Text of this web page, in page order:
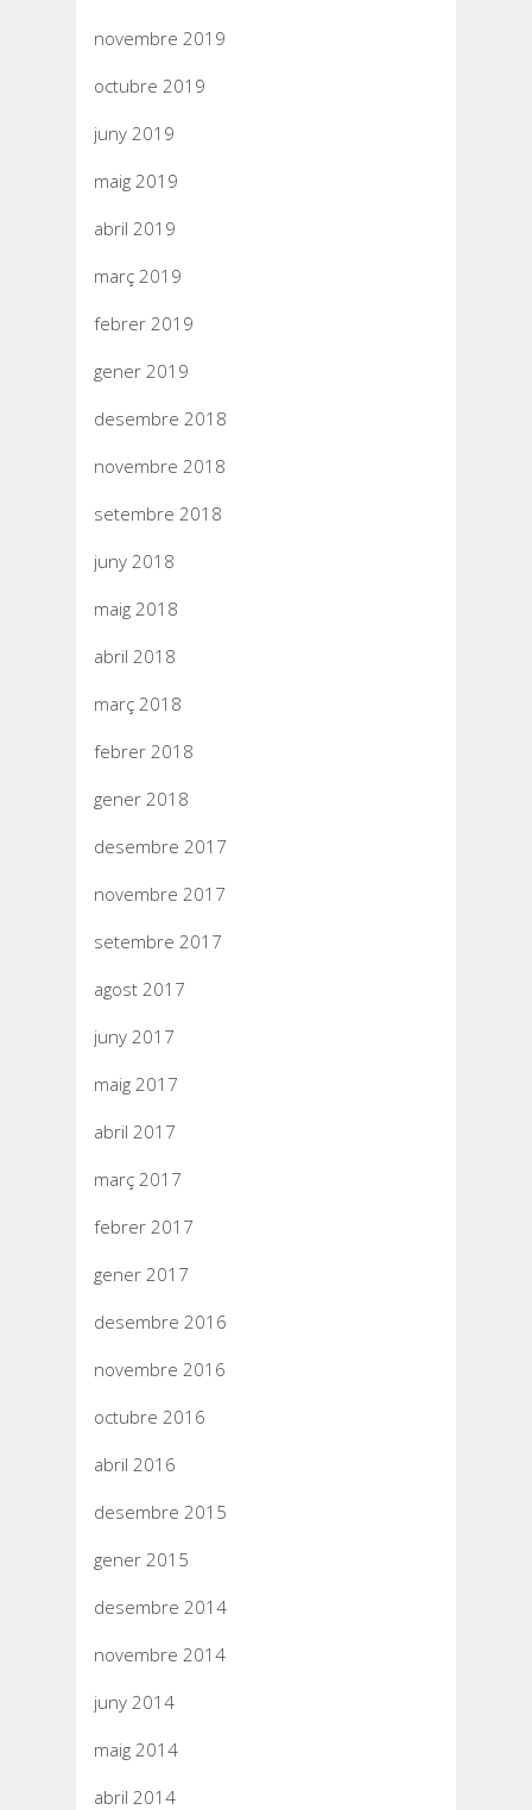
novembre 2019
octubre 2019
juny 2019
maig 2019
abril 2019
març 2019
febrer 2019
gener 2019
desembre 2018
novembre 2018
setembre 2018
juny 2018
maig 2018
abril 2018
març 2018
febrer 2018
gener 2018
desembre 2017
novembre 2017
setembre 2017
agost 2017
juny 2017
maig 2017
abril 2017
març 2017
febrer 2017
gener 2017
desembre 2016
novembre 2016
octubre 2016
abril 2016
desembre 2015
gener 2015
desembre 2014
novembre 2014
juny 2014
maig 2014
abril 2014